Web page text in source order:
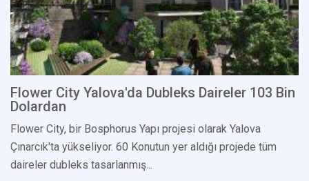
Flower City Yalova'da Dubleks Daireler 103 Bin
Dolardan
Flower City, bir Bosphorus Yapı projesi olarak Yalova
Çınarcık'ta yükseliyor. 60 Konutun yer aldığı projede tüm
daireler dubleks tasarlanmış...